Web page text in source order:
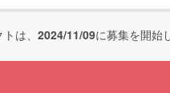
は、 2024/11/09に募集を開始